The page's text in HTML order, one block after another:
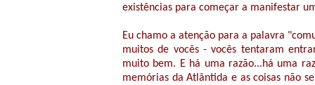
existências para começar a manifestar
Eu chamo a atenção para a palavra
muitos de vocês - vocês tentaram
muito bem. E há uma razão...há uma
memórias da Atlântida e as coisas não